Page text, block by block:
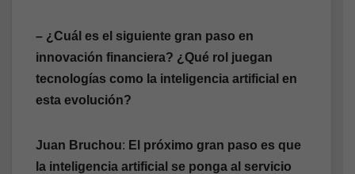
– ¿Cuál es el siguiente gran paso en
innovación financiera? ¿Qué rol juegan
tecnologías como la inteligencia artificial en
esta evolución?
Juan Bruchou: El próximo gran paso es que
la inteligencia artificial se ponga al servicio